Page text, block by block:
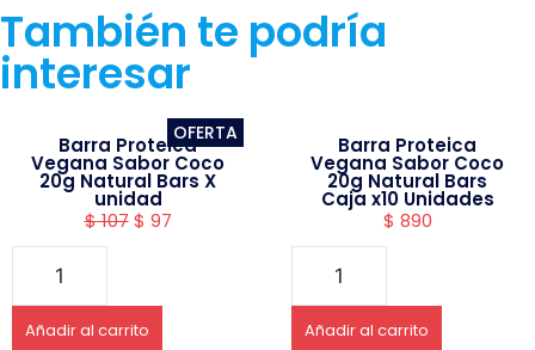
También te podría
interesar
OFERTA
Barra Proteica
Vegana Sabor Coco
20g Natural Bars X
unidad
$107 $ 97
Añadir al carrito
Barra Proteica
Vegana Sabor Coco
20g Natural Bars
Caja x10 Unidades
$ 890
Añadir al carrito